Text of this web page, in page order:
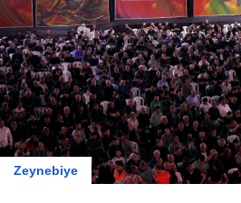
Zeynebiye